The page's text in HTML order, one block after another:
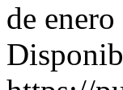
de